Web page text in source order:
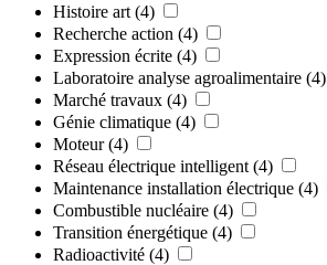
Histoire art (4)
Recherche action (4)
Expression écrite (4)
Laboratoire analyse agroalimentaire (4)
Marché travaux (4)
Génie climatique (4)
Moteur (4)
Réseau électrique intelligent (4)
Maintenance installation électrique (4)
Combustible nucléaire (4)
Transition énergétique (4)
Radioactivité (4)